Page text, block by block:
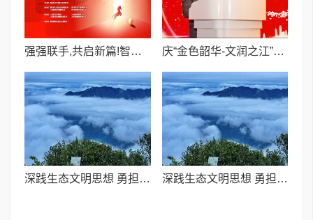
强强联手,共启新篇!智充未来千人大会签约 ——解锁新能源+文化科技融合新生态 庆“金色韶华-文润之江”盛会 诚愿文企携手共绘发展新图景
深践生态文明思想 勇担四中全会使命——庆元以荒野茶绘就“两山”转化新图景 深践生态文明思想 勇担四中全会使命——庆元以荒野茶绘就“两山”转化新图景